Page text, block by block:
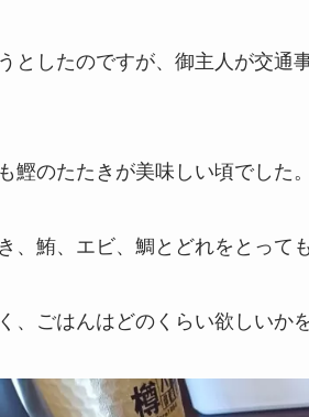
としたのですが、御主人が交通
鰹のたたきが美味しい頃でした。
、鮪、エビ、鯛とどれをとって
、ごはんはどのくらい欲しいか